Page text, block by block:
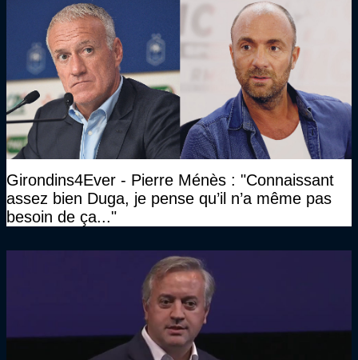
Girondins4Ever - Pierre Ménès : "Connaissant
assez bien Duga, je pense qu’il n’a même pas
besoin de ça..."